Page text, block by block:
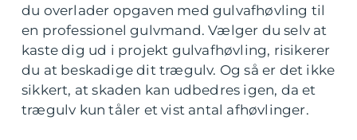
du overlader opgaven med gulvafhøvling til
en professionel gulvmand. Vælger du selv at
kaste dig ud i projekt gulvafhøvling, risikerer
du at beskadige dit trægulv. Og så er det ikke
sikkert, at skaden kan udbedres igen, da et
trægulv kun tåler et vist antal afhøvlinger.